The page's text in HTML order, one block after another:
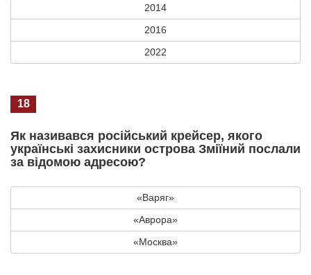
2014
2016
2022
18
Як називався російський крейсер, якого
українські захисники острова Зміїний послали
за відомою адресою?
«Варяг»
«Аврора»
«Москва»